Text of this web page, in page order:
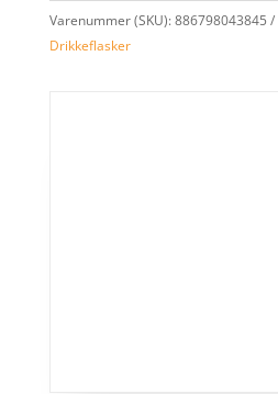
Varenummer (SKU):886798043845
Drikkeflasker